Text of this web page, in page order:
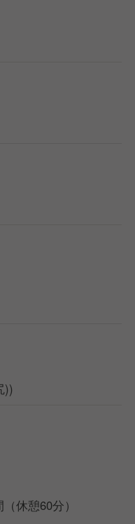
))
休憩60分）